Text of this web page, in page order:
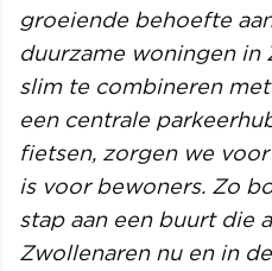
groeiende behoefte
duurzame woningen in
slim te combineren
een centrale
fietsen, zorgen we
is voor bewoners. Zo
stap aan een buurt die
Zwollenaren nu en in